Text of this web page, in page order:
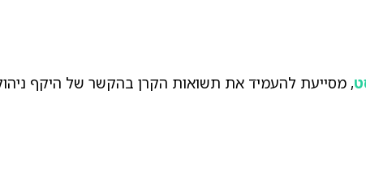
, מסייעת להעמיד את תשואות הקרן בהקשר של היקף ניהול